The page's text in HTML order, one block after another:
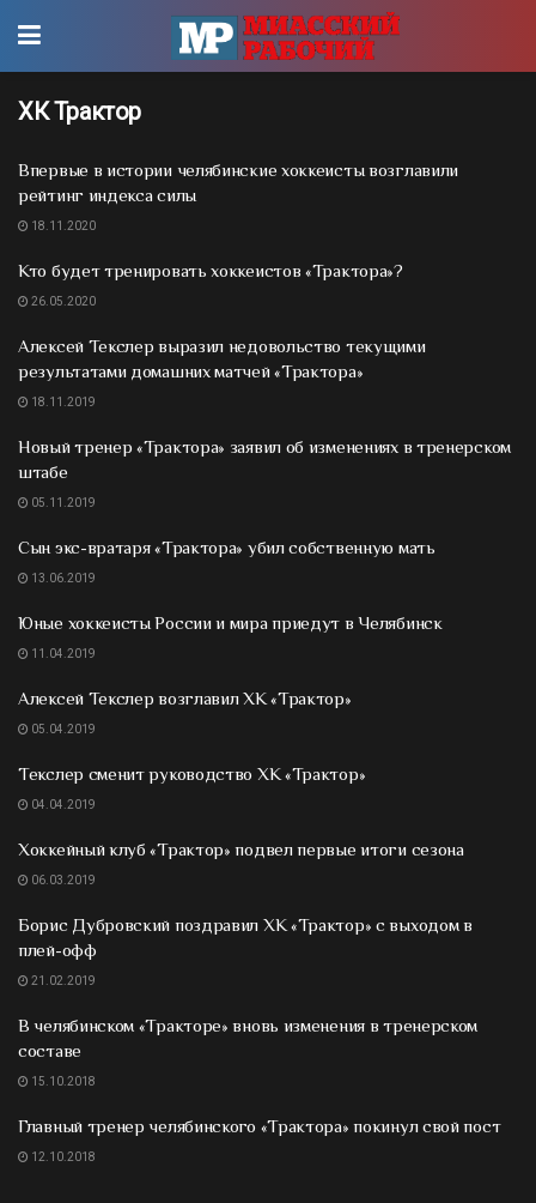
ХК Трактор
Впервые в истории челябинские хоккеисты возглавили
рейтинг индекса силы
18.11.2020
Кто будет тренировать хоккеистов «Трактора»?
26.05.2020
Алексей Текслер выразил недовольство текущими
результатами домашних матчей «Трактора»
18.11.2019
Новый тренер «Трактора» заявил об изменениях в тренерском
штабе
05.11.2019
Сын экс-вратаря «Трактора» убил собственную мать
13.06.2019
Юные хоккеисты России и мира приедут в Челябинск
11.04.2019
Алексей Текслер возглавил ХК «Трактор»
05.04.2019
Текслер сменит руководство ХК «Трактор»
04.04.2019
Хоккейный клуб «Трактор» подвел первые итоги сезона
06.03.2019
Борис Дубровский поздравил ХК «Трактор» с выходом в
плей-офф
21.02.2019
В челябинском «Тракторе» вновь изменения в тренерском
составе
15.10.2018
Главный тренер челябинского «Трактора» покинул свой пост
12.10.2018